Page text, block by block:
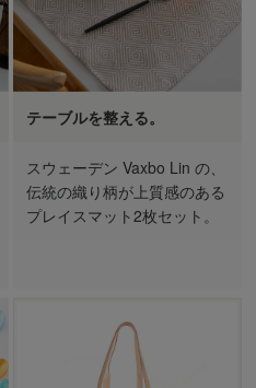
テーブルを整える。
スウェーデン Vaxbo Lin の、
伝統の織り柄が上質感のある
プレイスマット2枚セット。